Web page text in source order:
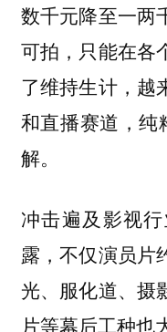
数千元降至一两
可拍 ，只能在
了维持生计，越
和直播赛道，纯
解。
冲击遍及影视
露，不仅演员片
光、服化道、摄
片等幕后工种也